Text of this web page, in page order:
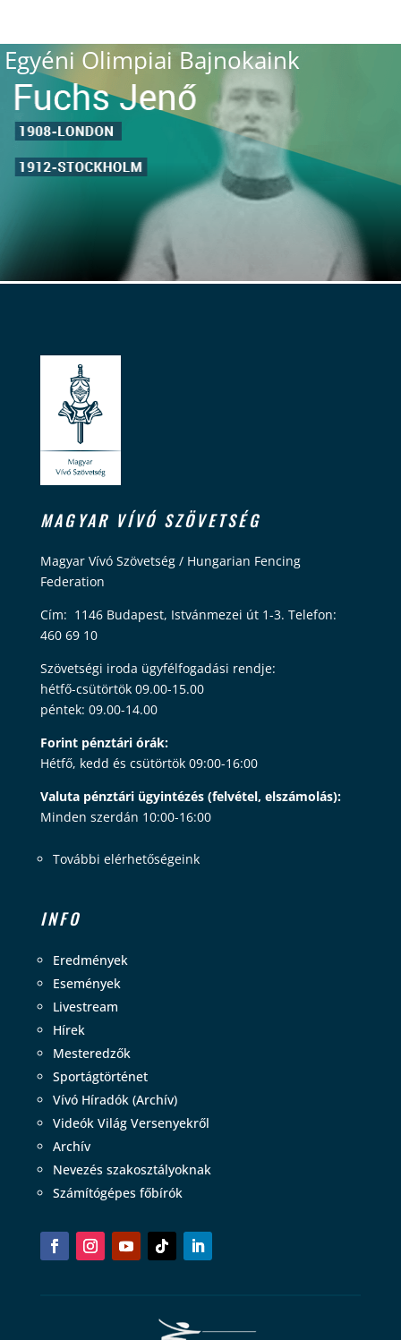
Egyéni Olimpiai Bajnokaink
MAGYAR VÍVÓ SZÖVETSÉG
Magyar Vívó Szövetség / Hungarian Fencing
Federation
Cím: 1146 Budapest, Istvánmezei út 1-3. Telefon:
460 69 10
Szövetségi iroda ügyfélfogadási rendje:
hétfő-csütörtök 09.00-15.00
péntek: 09.00-14.00
Forint pénztári órák:
Hétfő, kedd és csütörtök 09:00-16:00
Valuta pénztári ügyintézés (felvétel, elszámolás):
Minden szerdán 10:00-16:00
További elérhetőségeink
INFO
Eredmények
Események
Livestream
Hírek
Mesteredzők
Sportágtörténet
Vívó Híradók (Archív)
Videók Világ Versenyekről
Archív
Nevezés szakosztályoknak
Számítógépes főbírók